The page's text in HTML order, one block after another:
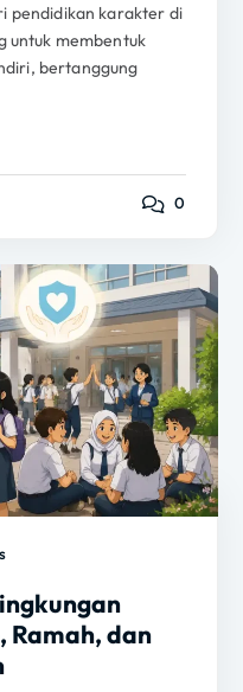
pendidikan karakter di
untuk membentuk
bertanggung
0
Ramah, dan